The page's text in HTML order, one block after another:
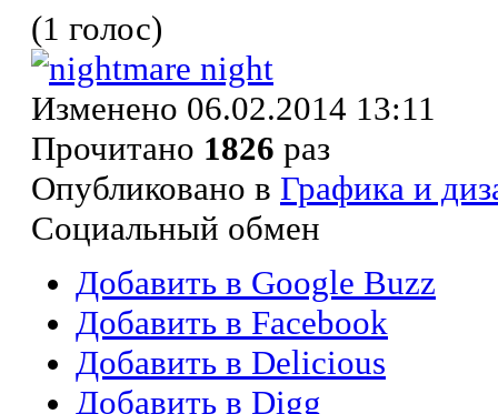
(1 голос)
Изменено 06.02.2014 13:11
Прочитано 1826 раз
Опубликовано в Графика и
Социальный обмен
Добавить в Google Buzz
Добавить в Facebook
Добавить в Delicious
Добавить в Digg